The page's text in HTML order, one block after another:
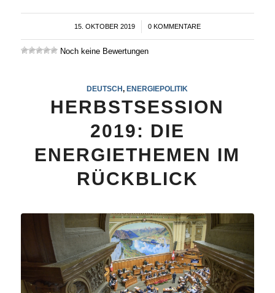
15. OKTOBER 2019
/ 0 KOMMENTARE
Noch keine Bewertungen
DEUTSCH,ENERGIEPOLITIK
HERBSTSESSION
2019: DIE
ENERGIETHEMEN IM
RÜCKBLICK